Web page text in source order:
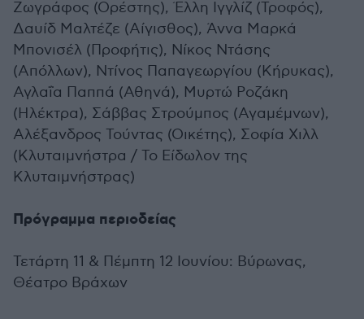
Ζωγράφος (Ορέστης), Έλλη Ιγγλίζ (Τροφός),
Δαυίδ Μαλτέζε (Αίγισθος), Άννα Μαρκά
Μπονισέλ (Προφήτις), Νίκος Ντάσης
(Απόλλων), Ντίνος Παπαγεωργίου (Κήρυκας),
Αγλαΐα Παππά (Αθηνά), Μυρτώ Ροζάκη
(Ηλέκτρα), Σάββας Στρούμπος (Αγαμέμνων),
Αλέξανδρος Τούντας (Οικέτης), Σοφία Χιλλ
(Κλυταιμνήστρα / Το Είδωλον της
Κλυταιμνήστρας)
Πρόγραμμα περιοδείας
Τετάρτη 11 & Πέμπτη 12 Ιουνίου: Βύρωνας,
Θέατρο Βράχων